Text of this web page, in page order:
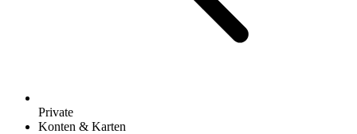
Private
Konten & Karten